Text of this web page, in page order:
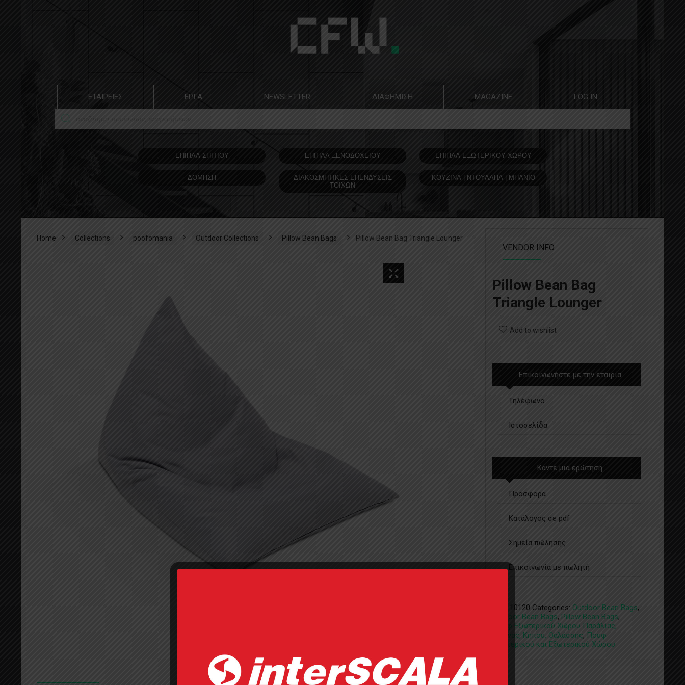
ΕΤΑΙΡΕΙΕΣ ΕΡΓΑ NEWSLETTER ΔΙΑΦΗΜΙΣΗ MAGAZINE LOG IN
ΕΠΙΠΛΑ ΣΠΙΤΙΟΥ ΕΠΙΠΛΑ ΞΕΝΟΔOΧΕΙΟΥ ΕΠΙΠΛΑ ΕΞΩΤΕΡΙΚΟΥ ΧΩΡΟΥ
ΔΟΜΗΣΗ
ΔΙΑΚΟΣΜΗΤΙΚΕΣ ΕΠΕΝΔΥΣΕΙΣ
ΤΟΙΧΩΝ
ΚΟΥΖΙΝΑ | ΝΤΟΥΛΑΠΑ | ΜΠΑΝΙΟ
Home Collections poofomania Outdoor Collections Pillow Bean Bags Pillow Bean Bag Triangle Lounger
VENDOR INFO
Pillow Bean Bag
Triangle Lounger
Add to wishlist
Επικοινωνήστε με την εταιρία
Τηλέφωνο
Ιστοσελίδα
Κάντε μια ερώτηση
Προσφορά
Κατάλογος σε pdf
Σημεία πώλησης
Επικοινωνία με πωλητή
10120 Categories: Outdoor Bean Bags,
Outdoor Bean Bags, Pillow Bean Bags,
Πουφ Εξωτερικού Χώρου Παράλιας,
Πισίνας, Κήπου, Θαλάσσης, Πουφ
Εσωτερικού και Εξωτερικού Χώρου